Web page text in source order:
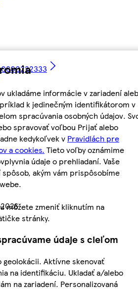
ukladáme informácie v zariadení
k jedinečným identifikátorom v
spracúvania osobných údajov.
spravovať voľbou Prijať alebo
kedykoľvek v Pravidlách pre
a cookies. Tieto voľby oznámime
údaje o prehliadaní. Vaše
akým vám prispôsobíme
môžete zmeniť kliknutím na
stránky.
údaje s cieľom
geolokácii. Aktívne skenovať
na identifikáciu. Ukladať a/alebo
na zariadení. Personalizovaná